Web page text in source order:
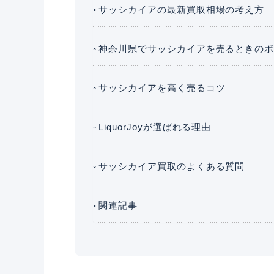
サッシカイアの最新買取相場の考え方
神奈川県でサッシカイアを売るときの
サッシカイアを高く売るコツ
LiquorJoyが選ばれる理由
サッシカイア買取のよくある質問
関連記事